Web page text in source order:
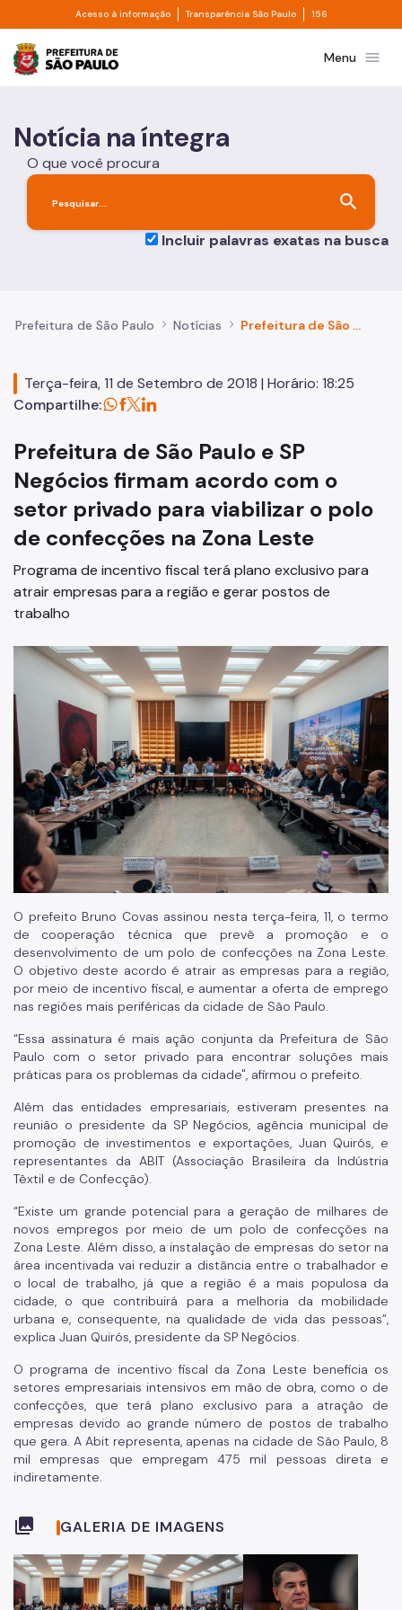
Pular para o Conteúdo principal
Acesso à informação Divisor de acesso à informação
Transparência São Paulo Divisor de
156
Prefeitura de São PauloMenu menu
Notícia na íntegra
O que você procura
search
Incluir palavras exatas na busca
Prefeitura de São Paulo Notícias Prefeitura de São Paulo e SP Negócios firmam acordo com o setor privado para viabilizar o polo de confecções na Zona Leste
Terça-feira, 11 de Setembro de 2018 | Horário: 18:25
Compartilhe:
Prefeitura de São Paulo e SP
Negócios firmam acordo com o
setor privado para viabilizar o polo
de confecções na Zona Leste
Programa de incentivo fiscal terá plano exclusivo para
atrair empresas para a região e gerar postos de
trabalho
O prefeito Bruno Covas assinou nesta terça-feira, 11, o termo
de cooperação técnica que prevê a promoção e o
desenvolvimento de um polo de confecções na Zona Leste.
O objetivo deste acordo é atrair as empresas para a região,
por meio de incentivo fiscal, e aumentar a oferta de emprego
nas regiões mais periféricas da cidade de São Paulo.
“Essa assinatura é mais ação conjunta da Prefeitura de São
Paulo com o setor privado para encontrar soluções mais
práticas para os problemas da cidade", afirmou o prefeito.
Além das entidades empresariais, estiveram presentes na
reunião o presidente da SP Negócios, agência municipal de
promoção de investimentos e exportações, Juan Quirós, e
representantes da ABIT (Associação Brasileira da Indústria
Têxtil e de Confecção).
“Existe um grande potencial para a geração de milhares de
novos empregos por meio de um polo de confecções na
Zona Leste. Além disso, a instalação de empresas do setor na
área incentivada vai reduzir a distância entre o trabalhador e
o local de trabalho, já que a região é a mais populosa da
cidade, o que contribuirá para a melhoria da mobilidade
urbana e, consequente, na qualidade de vida das pessoas”,
explica Juan Quirós, presidente da SP Negócios.
O programa de incentivo fiscal da Zona Leste beneficia os
setores empresariais intensivos em mão de obra, como o de
confecções, que terá plano exclusivo para a atração de
empresas devido ao grande número de postos de trabalho
que gera. A Abit representa, apenas na cidade de São Paulo, 8
mil empresas que empregam 475 mil pessoas direta e
indiretamente.
collections GALERIA DE IMAGENS